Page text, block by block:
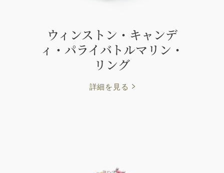
ウィンストン・キャンデ
ィ・パライバトルマリン・
リング
詳細を見る